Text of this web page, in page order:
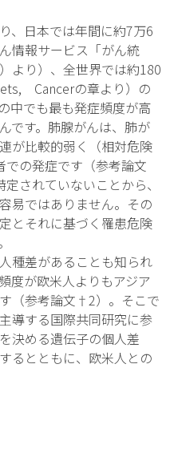
、日本では年間に約7万6
情報サービス「がん統
より）、全世界では約180
Cancerの章より）の
中でも最も発症頻度が高
です。肺腺がんは、肺が
が比較的弱く（相対危険
の発症です（参考論文
されていないことから、
易ではありません。その
とそれに基づく罹患危険
種差があることも知られ
度が欧米人よりもアジア
（参考論文†2）。そこで
導する国際共同研究に参
決める遺伝子の個人差
るとともに、欧米人との